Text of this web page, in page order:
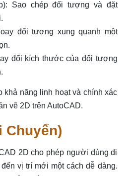
Sao chép đối tượng và đặt
đối tượng xung quanh một
đổi kích thước của đối tượng
khả năng linh hoạt và chính xác
vẽ 2D trên AutoCAD.
Chuyển)
2D cho phép người dùng di
vị trí mới một cách dễ dàng.